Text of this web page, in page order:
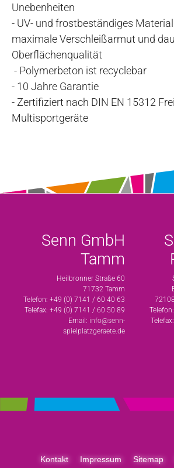
Unebenheiten
- UV- und frostbeständiges
maximale Verschleißarmut und
Oberflächenqualität
- Polymerbeton ist recyclebar
- 10 Jahre Garantie
- Zertifiziert nach DIN EN 15312
Multisportgeräte
Senn GmbH
Tamm
Heilbronner Straße 60
71732 Tamm
Telefon: +49 (0) 7141 / 60 40 63
Telefax: +49 (0) 7141 / 60 50 89
Email: info@senn-
spielplatzgeraete.de
Kontakt Impressum Sitemap